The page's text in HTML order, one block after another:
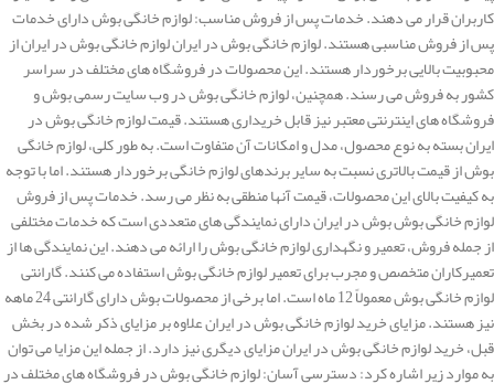
کاربران قرار می دهند. خدمات پس از فروش مناسب: لوازم خانگی بوش دارای خدمات
پس از فروش مناسبی هستند. لوازم خانگی بوش در ایران لوازم خانگی بوش در ایران از
محبوبیت بالایی برخوردار هستند. این محصولات در فروشگاه های مختلف در سراسر
کشور به فروش می رسند. همچنین، لوازم خانگی بوش در وب سایت رسمی بوش و
فروشگاه های اینترنتی معتبر نیز قابل خریداری هستند. قیمت لوازم خانگی بوش در
ایران بسته به نوع محصول، مدل و امکانات آن متفاوت است. به طور کلی، لوازم خانگی
بوش از قیمت بالاتری نسبت به سایر برندهای لوازم خانگی برخوردار هستند. اما با توجه
به کیفیت بالای این محصولات، قیمت آنها منطقی به نظر می رسد. خدمات پس از فروش
لوازم خانگی بوش بوش در ایران دارای نمایندگی های متعددی است که خدمات مختلفی
از جمله فروش، تعمیر و نگهداری لوازم خانگی بوش را ارائه می دهند. این نمایندگی ها از
تعمیرکاران متخصص و مجرب برای تعمیر لوازم خانگی بوش استفاده می کنند. گارانتی
لوازم خانگی بوش معمولاً 12 ماه است. اما برخی از محصولات بوش دارای گارانتی 24 ماهه
نیز هستند. مزایای خرید لوازم خانگی بوش در ایران علاوه بر مزایای ذکر شده در بخش
قبل، خرید لوازم خانگی بوش در ایران مزایای دیگری نیز دارد. از جمله این مزایا می توان
به موارد زیر اشاره کرد: دسترسی آسان: لوازم خانگی بوش در فروشگاه های مختلف در